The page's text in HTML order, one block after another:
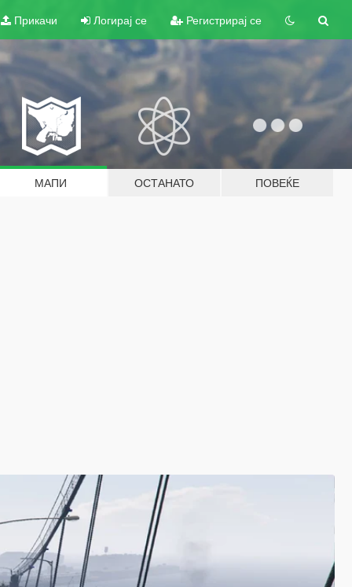
Прикачи Логирај се Регистрирај се
МАПИ ОСТАНАТО ПОВЕЌЕ